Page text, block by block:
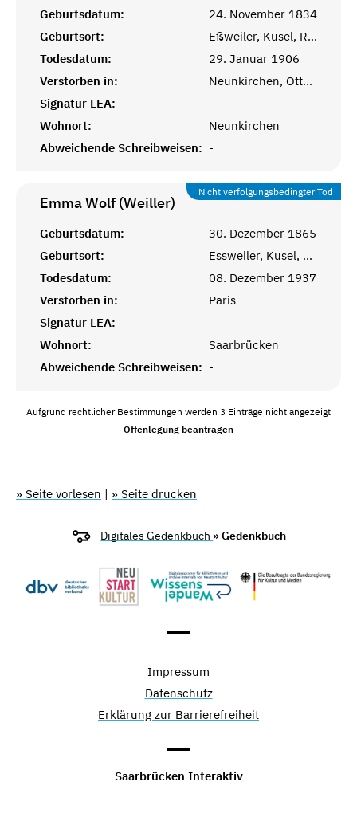
Geburtsdatum:
24. November 1834
Geburtsort:
Eßweiler, Kusel, Rheinprovinz
Todesdatum:
29. Januar 1906
Verstorben in:
Neunkirchen, Ottweiler
Signatur LEA:
Wohnort:
Neunkirchen
Abweichende Schreibweisen: -
Nicht verfolgungsbedingter Tod
Emma Wolf (Weiller)
Geburtsdatum:
30. Dezember 1865
Geburtsort:
Essweiler, Kusel, Pfalz
Todesdatum:
08. Dezember 1937
Verstorben in:
Paris
Signatur LEA:
Wohnort:
Saarbrücken
Abweichende Schreibweisen: -
Aufgrund rechtlicher Bestimmungen werden 3 Einträge nicht angezeigt
Offenlegung beantragen
» Seite vorlesen | » Seite drucken
Digitales Gedenkbuch » Gedenkbuch
Impressum
Datenschutz
Erklärung zur Barrierefreiheit
Saarbrücken Interaktiv